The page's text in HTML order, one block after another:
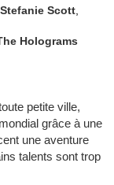
,Stefanie Scott
Holograms
petite ville,
grâce à une
une aventure
talents sont trop